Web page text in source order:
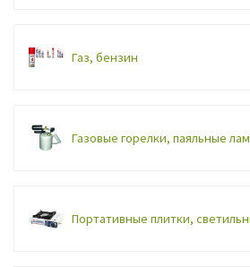
Газ, бензин
Газовые горелки, паяльные
Портативные плитки,